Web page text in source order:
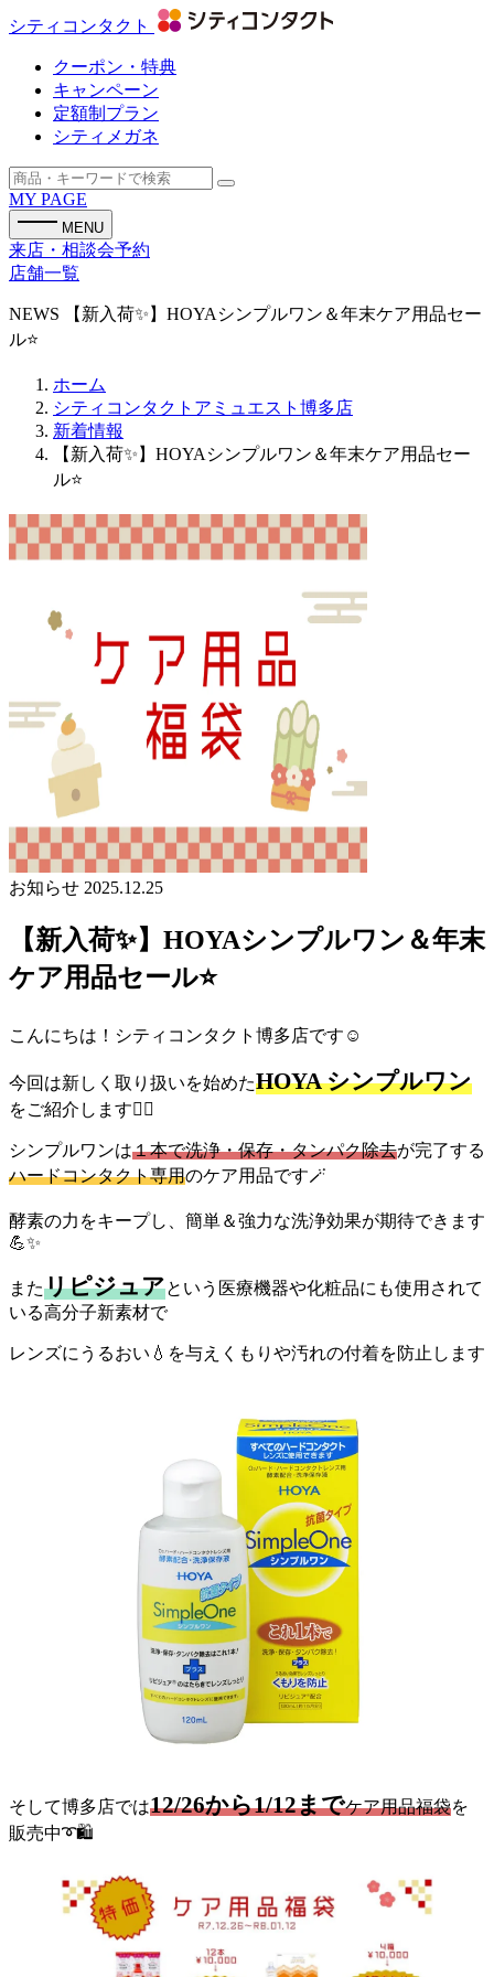
シティコンタクト
クーポン・特典
キャンペーン
定額制プラン
シティメガネ
MY PAGE
MENU
来店・相談会予約
店舗一覧
NEWS
【新入荷✨】HOYAシンプルワン＆年末ケア用品セー
ル⭐
ホーム
シティコンタクトアミュエスト博多店
新着情報
【新入荷✨】HOYAシンプルワン＆年末ケア用品セー
ル⭐
お知らせ 2025.12.25
【新入荷✨】HOYAシンプルワン＆年末
ケア用品セール⭐
こんにちは！シティコンタクト博多店です☺️
今回は新しく取り扱いを始めたHOYA シンプルワン
をご紹介します💁‍♀️
シンプルワンは１本で洗浄・保存・タンパク除去が完了する
ハードコンタクト専用のケア用品です🪄
酵素の力をキープし、簡単＆強力な洗浄効果が期待できます
💪✨
またリピジュアという医療機器や化粧品にも使用されて
いる高分子新素材で
レンズにうるおい💧を与えくもりや汚れの付着を防止します
そして博多店では12/26から1/12までケア用品福袋を
販売中➰🛍️